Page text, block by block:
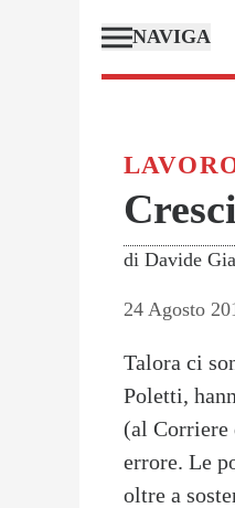
NAVIGA
di Davide
24 Agosto
Talora ci
Poletti,
(al Corriere
errore. Le
oltre a